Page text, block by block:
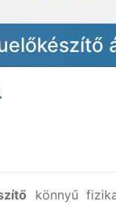
könnyű